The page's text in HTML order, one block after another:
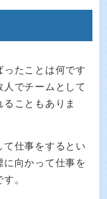
ったことは何です
人でチームとして
こともありま
て仕事をするとい
に向かって仕事を
。